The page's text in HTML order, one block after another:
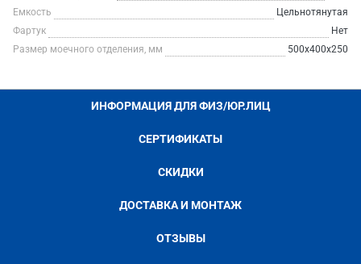
Емкость
Цельнотянутая
Фартук
Нет
Размер моечного отделения, мм
500х400х250
ИНФОРМАЦИЯ ДЛЯ ФИЗ/ЮР.ЛИЦ
СЕРТИФИКАТЫ
СКИДКИ
ДОСТАВКА И МОНТАЖ
ОТЗЫВЫ